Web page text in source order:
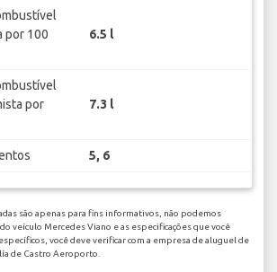
por 100
6.5 l
por
7.3 l
5, 6
são apenas para fins informativos, não podemos
veículo Mercedes Viano e as especificações que você
você deve verificar com a empresa de aluguel de
de Castro Aeroporto.